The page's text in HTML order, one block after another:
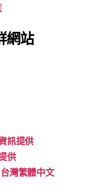
網站
訊提供
供
灣繁體中文